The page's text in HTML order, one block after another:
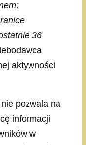
36
aktywności
pozwala na
informacji
w